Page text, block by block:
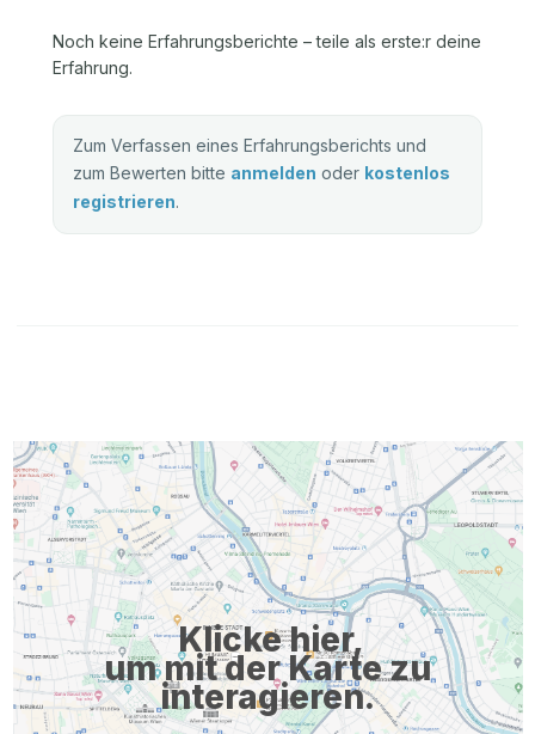
Noch keine Erfahrungsberichte – teile als erste:r deine
Erfahrung.
Zum Verfassen eines Erfahrungsberichts und
zum Bewerten bitte anmelden oder kostenlos
registrieren.
Klicke hier,
um mit der Karte zu
interagieren.